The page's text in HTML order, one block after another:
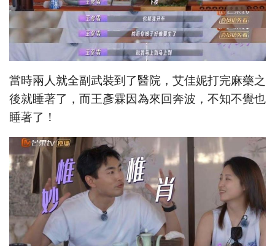
當時兩人就全副武裝到了醫院，艾佳妮打完麻藥之
後就睡著了，而王彥霖因為來回奔波，不知不覺也
睡著了！